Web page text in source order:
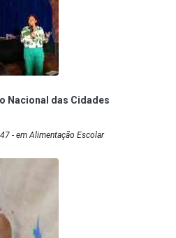
Nacional das Cidades
- em Alimentação Escolar